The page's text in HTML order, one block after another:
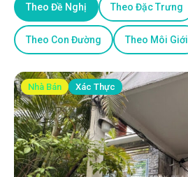
Theo Đề Nghị Theo Đặc Trưng
Theo Con Đường Theo Môi Giới
Nhà Bán Xác Thực